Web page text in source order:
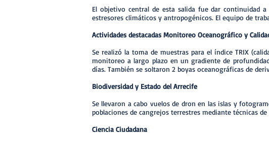
El objetivo central de esta salida fue dar continuidad
estresores climáticos y antropogénicos. El equipo de
Actividades destacadas Monitoreo Oceanográfico y
Se realizó la toma de muestras para el índice TRIX
monitoreo a largo plazo en un gradiente de
días. También se soltaron 2 boyas oceanográficas de
Biodiversidad y Estado del Arrecife
Se llevaron a cabo vuelos de dron en las islas y
poblaciones de cangrejos terrestres mediante técnicas
Ciencia Ciudadana